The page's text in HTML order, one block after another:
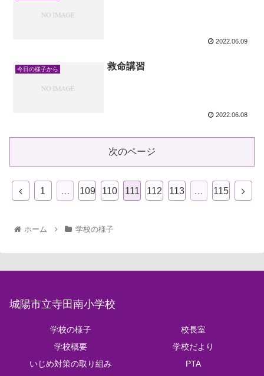
2022.06.09
今日の様子から 救命講習
2022.06.08
次のページ
1 … 109 110 111 112 113 … 115
ホーム 学校の様子
城陽市立寺田南小学校
学校の様子
校長室
学校概要
学校だより
いじめ対策の取り組み
PTA